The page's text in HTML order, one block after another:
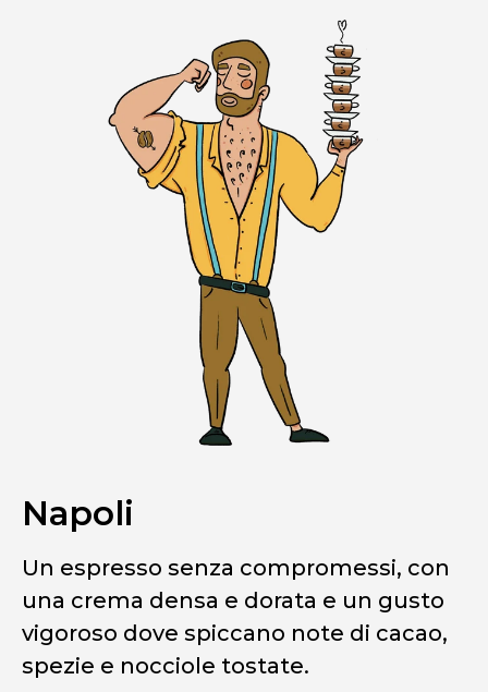
Napoli
Un espresso senza compromessi, con
una crema densa e dorata e un gusto
vigoroso dove spiccano note di cacao,
spezie e nocciole tostate.